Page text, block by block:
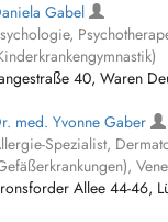
Gabel
40, Waren
med. Yvonne Gaber
Spezialist,
Allee 44-46,